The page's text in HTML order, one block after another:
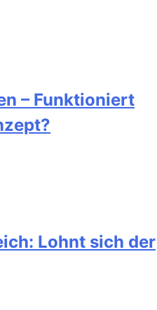
– Funktioniert
Lohnt sich der